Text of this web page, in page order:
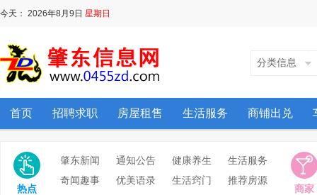
今天： 2026年8月9日 星期日
分类信息
首页 招聘求职 房屋租售 生活服务 商铺出兑
肇东新闻 通知公告 健康养生
生活服务
奇闻趣事
优美语录 生活窍门 推荐房源
热点 商家